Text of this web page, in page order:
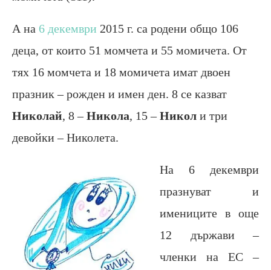
А на 6 декември 2015 г. са родени общо 106
деца, от които 51 момчета и 55 момичета. От
тях 16 момчета и 18 момичета имат двоен
празник – рожден и имен ден. 8 се казват
Николай, 8 –Никола, 15 –Никол и три
девойки – Николета.
На 6 декември
празнуват и
имениците в още
12 държави –
членки на ЕС –